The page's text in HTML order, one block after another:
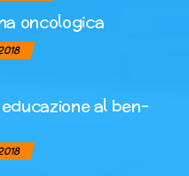
oncologica
al ben-